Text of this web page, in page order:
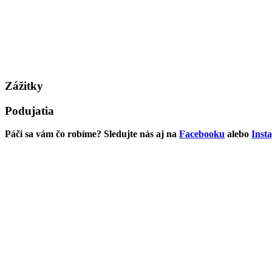
Zážitky
Podujatia
Páči sa vám čo robíme? Sledujte nás aj na Facebooku alebo